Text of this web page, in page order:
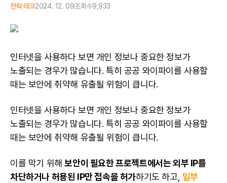
전략 테크2024. 12. 09조회수9,933
인터넷을 사용하다 보면 개인 정보나 중요한 정보가
노출되는 경우가 많습니다. 특히 공공 와이파이를 사용할
때는 보안에 취약해 유출될 위험이 큽니다.
인터넷을 사용하다 보면 개인 정보나 중요한 정보가
노출되는 경우가 많습니다. 특히 공공 와이파이를 사용할
때는 보안에 취약해 유출될 위험이 큽니다.
이를 막기 위해보안이 필요한 프로젝트에서는 외부 IP를
차단하거나 허용된 IP만 접속을 허가하기도 하고, 일부